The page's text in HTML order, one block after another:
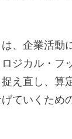
、企業活動
ジカル・フ
え直し、算
ていくため